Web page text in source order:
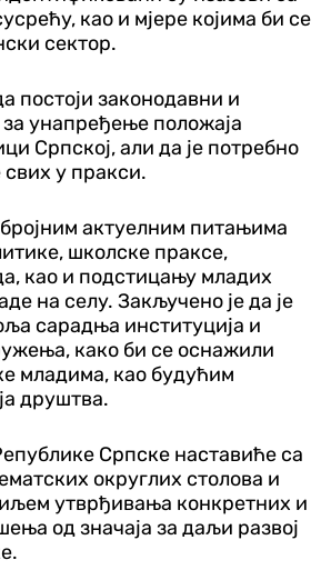
као и мјере којима би се
сектор.
постоји законодавни и
унапређење положаја
Српској, али да је потребно
у пракси.
актуелним питањима
школске праксе,
као и подстицању младих
на селу. Закључено је да је
сарадња институција и
како би се оснажили
младима, као будућим
друштва.
Српске наставиће са
округлих столова и
утврђивања конкретних и
од значаја за даљи развој